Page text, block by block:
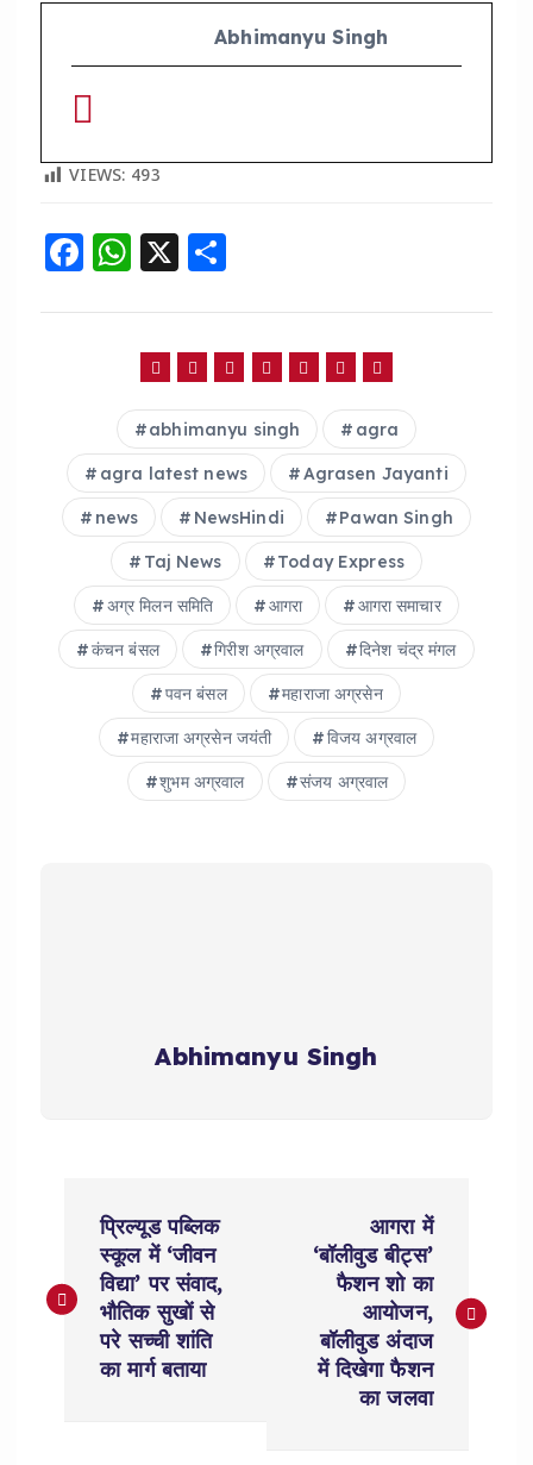
Abhimanyu Singh
VIEWS: 493
F
c
o
o
k
W
a
ts
A
p
p
X
a
re
abhimanyu singh agra
agra latest news Agrasen Jayanti
news NewsHindi Pawan Singh
Taj News Today Express
अग्र मिलन समिति आगरा आगरा समाचार
कंचन बंसल गिरीश अग्रवाल दिनेश चंद्र मंगल
पवन बंसल महाराजा अग्रसेन
महाराजा अग्रसेन जयंती विजय अग्रवाल
शुभम अग्रवाल संजय अग्रवाल
Abhimanyu Singh
s
प्रिल्यूड पब्लिक
स्कूल में ‘जीवन
विद्या’ पर संवाद,
भौतिक सुखों से
परे सच्ची शांति
का मार्ग बताया
आगरा में
‘बॉलीवुड बीट्स’
फैशन शो का
आयोजन,
बॉलीवुड अंदाज
में दिखेगा फैशन
का जलवा